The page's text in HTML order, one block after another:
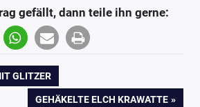
gefällt, dann teile ihn gerne:
GLITZER
NÄCHSTER
GEHÄKELTE ELCH KRAWATTE